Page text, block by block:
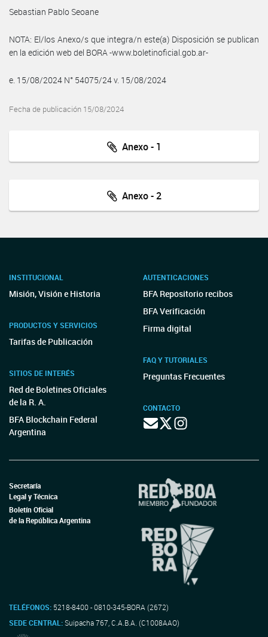
Sebastian Pablo Seoane
NOTA: El/los Anexo/s que integra/n este(a) Disposición se publican
en la edición web del BORA -www.boletinoficial.gob.ar-
e. 15/08/2024 N° 54075/24 v. 15/08/2024
Fecha de publicación 15/08/2024
Anexo - 1
Anexo - 2
INSTITUCIONAL
Misión, Visión e Historia
PRODUCTOS Y SERVICIOS
Tarifas de Publicación
SITIOS DE INTERÉS
Red de Boletines Oficiales
de la R. A.
BFA Blockchain Federal
Argentina
AUTENTICACIONES
BFA Repositorio recibos
BFA Verificación
Firma digital
FAQ Y TUTORIALES
Preguntas Frecuentes
CONTACTO
Secretaría
Legal y Técnica
Boletín Oficial
de la República Argentina
TELÉFONOS: 5218-8400 - 0810-345-BORA (2672)
SEDE CENTRAL:Suipacha 767, C.A.B.A. (C1008AAO)